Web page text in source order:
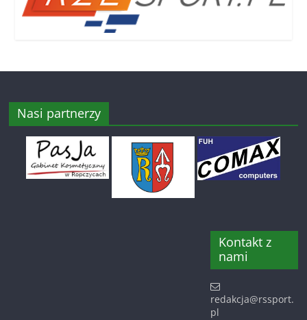
Nasi partnerzy
Kontakt z
nami
redakcja@rssport.
pl